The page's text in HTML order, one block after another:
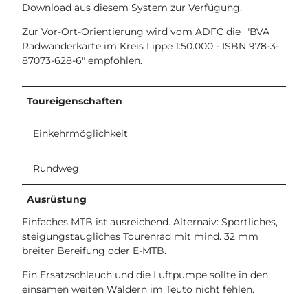
Download aus diesem System zur Verfügung.
Zur Vor-Ort-Orientierung wird vom ADFC die "BVA
Radwanderkarte im Kreis Lippe 1:50.000 - ISBN 978-3-
87073-628-6" empfohlen.
Toureigenschaften
Einkehrmöglichkeit
Rundweg
Ausrüstung
Einfaches MTB ist ausreichend. Alternaiv: Sportliches,
steigungstaugliches Tourenrad mit mind. 32 mm
breiter Bereifung oder E-MTB.
Ein Ersatzschlauch und die Luftpumpe sollte in den
einsamen weiten Wäldern im Teuto nicht fehlen.